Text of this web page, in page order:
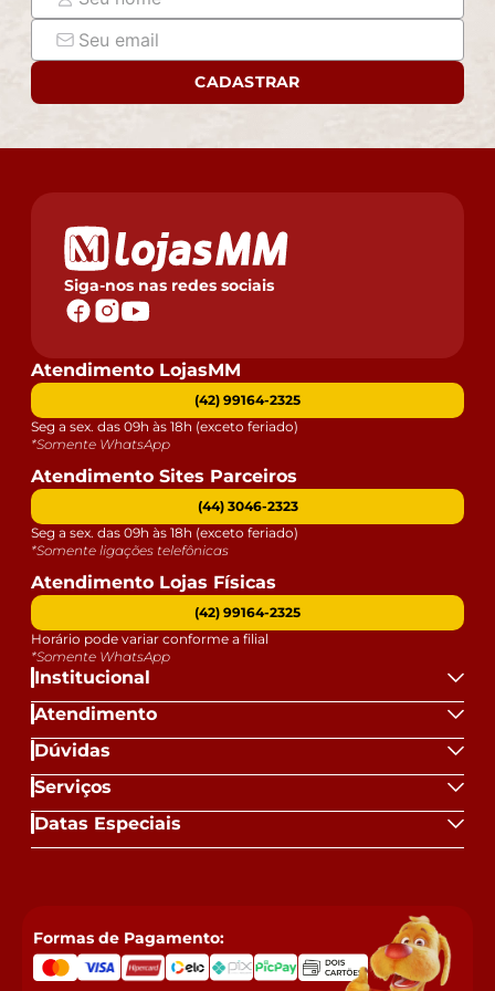
responsabilizamos, no ato da entrega, por subir
escadas/elevadores ou pelo transporte por guincho em
apartamentos. Eventuais despesas são de
responsabilidade do comprador.
- Confira as dimensões do produto e certifique-se de
CADASTRAR
Siga-nos nas redes sociais
Institucional
Atendimento
Dúvidas
Serviços
Datas Especiais
Atendimento LojasMM
(42) 99164-2325
Seg a sex. das 09h às 18h (exceto feriado)
*Somente WhatsApp
Atendimento Sites Parceiros
(44) 3046-2323
Seg a sex. das 09h às 18h (exceto feriado)
*Somente ligações telefônicas
Atendimento Lojas Físicas
(42) 99164-2325
Horário pode variar conforme a filial
*Somente WhatsApp
Formas de Pagamento: